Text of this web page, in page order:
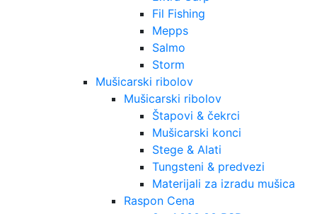
Fil Fishing
Mepps
Salmo
Storm
Mušicarski ribolov
Mušicarski ribolov
Štapovi & čekrci
Mušicarski konci
Stege & Alati
Tungsteni & predvezi
Materijali za izradu mušica
Raspon Cena